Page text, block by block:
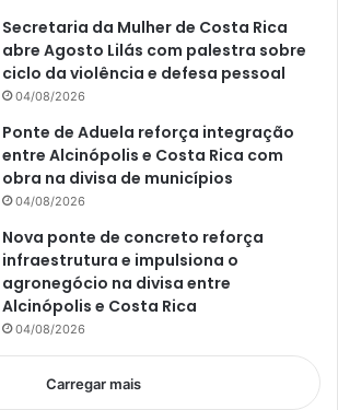
Secretaria da Mulher de Costa Rica
abre Agosto Lilás com palestra sobre
ciclo da violência e defesa pessoal
04/08/2026
Ponte de Aduela reforça integração
entre Alcinópolis e Costa Rica com
obra na divisa de municípios
04/08/2026
Nova ponte de concreto reforça
infraestrutura e impulsiona o
agronegócio na divisa entre
Alcinópolis e Costa Rica
04/08/2026
Carregar mais